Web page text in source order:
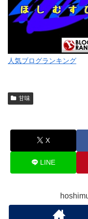
人気ブログランキング
甘味
X
LINE